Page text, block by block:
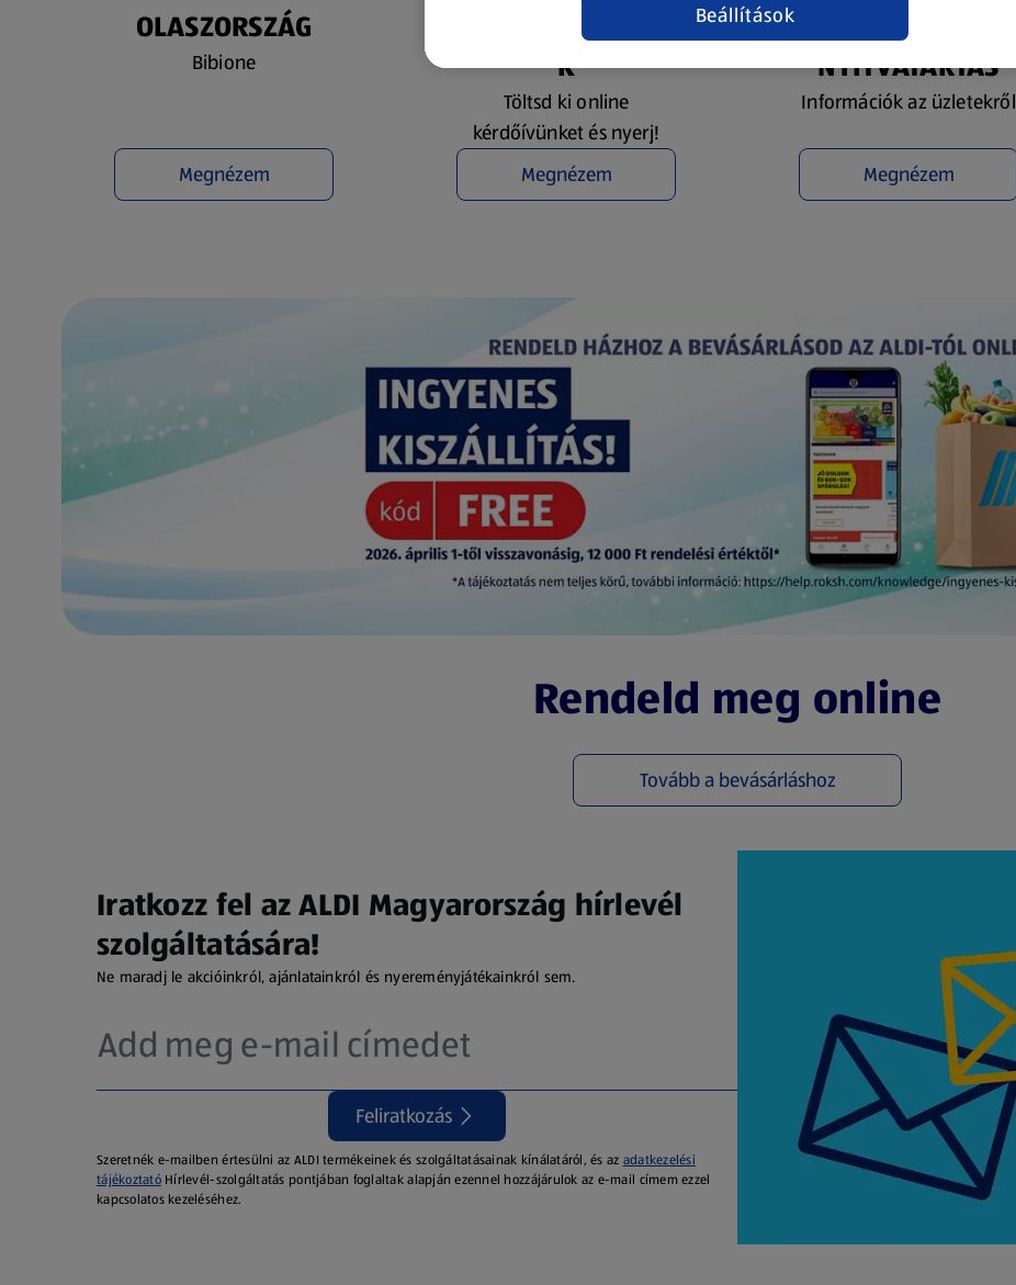
OLASZORSZÁG
Bibione
Megnézem
NYEREMÉNYJÁTÉ
K
Töltsd ki online
kérdőívünket és nyerj!
Megnézem
ÜZLETKERESŐ ÉS
NYITVATARTÁS
Információk az üzletekről
Megnézem
(új oldalon nyílik meg)
Rendeld meg online
Tovább a bevásárláshoz
(új oldalon nyílik meg)
Iratkozz fel az ALDI Magyarország hírlevél
szolgáltatására!
Ne maradj le akcióinkról, ajánlatainkról és nyereményjátékainkról sem.
Feliratkozás
Szeretnék e-mailben értesülni az ALDI termékeinek és szolgáltatásainak kínálatáról, és az adatkezelési
tájékoztatóHírlevél-szolgáltatás pontjában foglaltak alapján ezennel hozzájárulok az e-mail címem ezzel
kapcsolatos kezeléséhez.
Beállítások